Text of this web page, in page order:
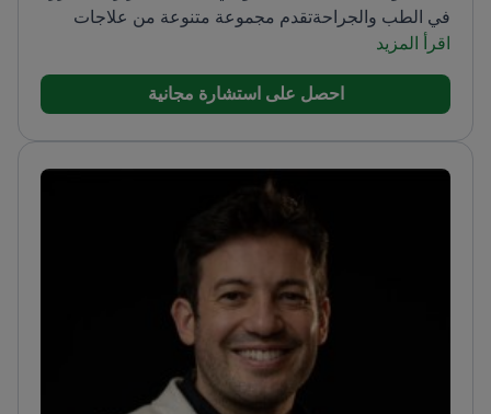
في الطب والجراحةتقدم مجموعة متنوعة من علاجات
التجميل وعناية الفم
اقرأ المزيد
احصل على استشارة مجانية